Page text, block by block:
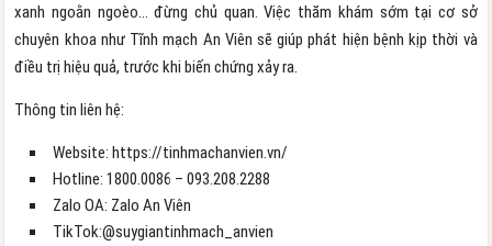
xanh ngoằn ngoèo… đừng chủ quan. Việc thăm khám sớm tại cơ sở
chuyên khoa như Tĩnh mạch An Viên sẽ giúp phát hiện bệnh kịp thời và
điều trị hiệu quả, trước khi biến chứng xảy ra.
Thông tin liên hệ:
Website: https://tinhmachanvien.vn/
Hotline: 1800.0086 – 093.208.2288
Zalo OA: Zalo An Viên
TikTok:@suygiantinhmach_anvien